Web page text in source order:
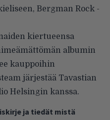
Bergman Rock -
kiertueensa
albumin
kauppoihin
järjestää Tavastian
Helsingin kanssa.
ja tiedät mistä